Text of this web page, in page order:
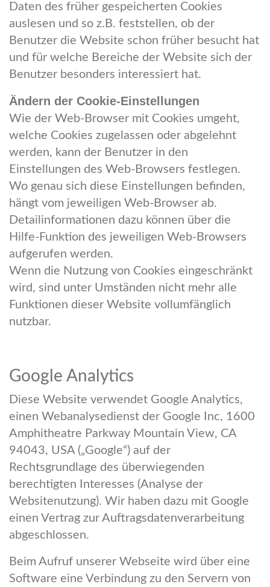
Daten des früher gespeicherten Cookies
auslesen und so z.B. feststellen, ob der
Benutzer die Website schon früher besucht hat
und für welche Bereiche der Website sich der
Benutzer besonders interessiert hat.
Ändern der Cookie-Einstellungen
Wie der Web-Browser mit Cookies umgeht,
welche Cookies zugelassen oder abgelehnt
werden, kann der Benutzer in den
Einstellungen des Web-Browsers festlegen.
Wo genau sich diese Einstellungen befinden,
hängt vom jeweiligen Web-Browser ab.
Detailinformationen dazu können über die
Hilfe-Funktion des jeweiligen Web-Browsers
aufgerufen werden.
Wenn die Nutzung von Cookies eingeschränkt
wird, sind unter Umständen nicht mehr alle
Funktionen dieser Website vollumfänglich
nutzbar.
Google Analytics
Diese Website verwendet Google Analytics,
einen Webanalysedienst der Google Inc, 1600
Amphitheatre Parkway Mountain View, CA
94043, USA („Google“) auf der
Rechtsgrundlage des überwiegenden
berechtigten Interesses (Analyse der
Websitenutzung). Wir haben dazu mit Google
einen Vertrag zur Auftragsdatenverarbeitung
abgeschlossen.
Beim Aufruf unserer Webseite wird über eine
Software eine Verbindung zu den Servern von